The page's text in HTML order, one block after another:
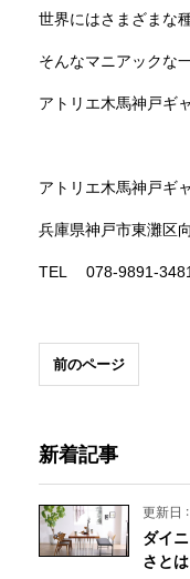
世界にはさまざまな
そんなマニアックな
アトリエ木馬神戸ギ
アトリエ木馬神戸ギ
兵庫県神戸市東灘区
TEL 078-9891-3481
前のページ
新着記事
更新日
ダイ
さと